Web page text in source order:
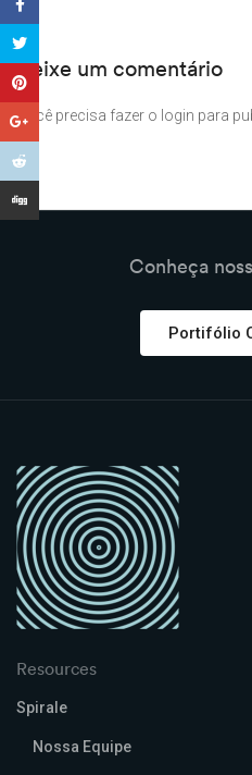
Deixe um comentário
Você precisa fazer o login para
Conheça
Portifólio
Resources
Spirale
Nossa Equipe